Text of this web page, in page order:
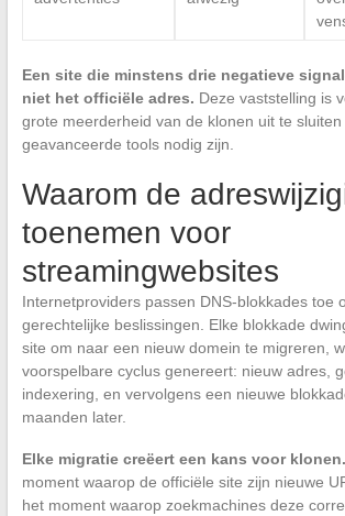
Een site die minstens drie negatieve
niet het officiële adres. Deze vaststelling is
grote meerderheid van de klonen uit te
geavanceerde tools nodig zijn.
Waarom de
toenemen voor
streamingwebsites
Internetproviders passen DNS-blokkades toe
gerechtelijke beslissingen. Elke blokkade
site om naar een nieuw domein te migreren,
voorspelbare cyclus genereert: nieuw adres,
indexering, en vervolgens een nieuwe
maanden later.
Elke migratie creëert een kans voor klonen.
moment waarop de officiële site zijn nieuwe
het moment waarop zoekmachines deze